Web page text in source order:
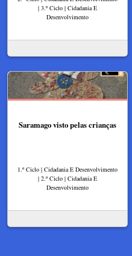
| 3.º Ciclo | Cidadania E
Desenvolvimento
Saramago visto pelas crianças
1.º Ciclo | Cidadania E Desenvolvimento
| 2.º Ciclo | Cidadania E
Desenvolvimento